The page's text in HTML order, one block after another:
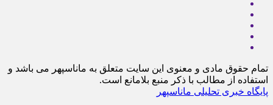
تمام حقوق مادی و معنوی این سایت متعلق به ماناسپهر می باشد و
استفاده از مطالب با ذکر منبع بلامانع است.
پایگاه خبری تحلیلی ماناسپهر